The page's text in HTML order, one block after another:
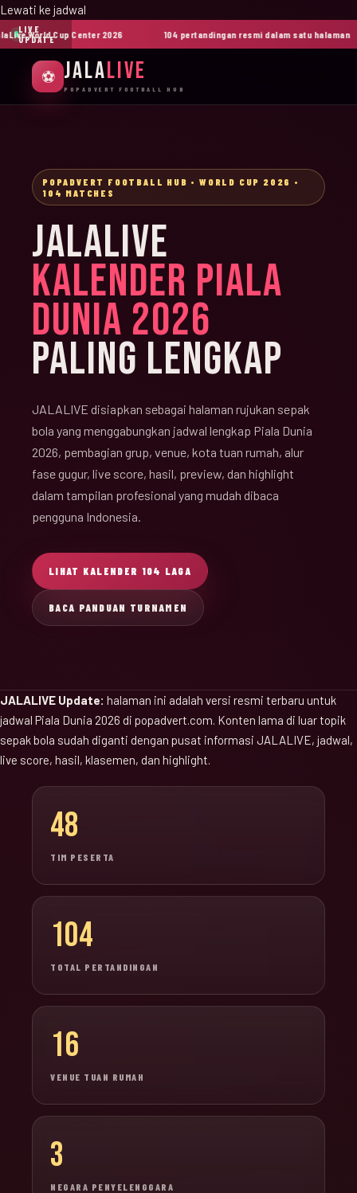
Lewati ke jadwal
LIVE
UPDATE
World Cup Center 2026 104 pertandingan resmi dalam satu halaman
⚽ JALALIVE
POPADVERT FOOTBALL HUB
POPADVERT FOOTBALL HUB • WORLD CUP 2026 •
104 MATCHES
JALALIVE
KALENDER PIALA
DUNIA 2026
PALING LENGKAP
JALALIVE disiapkan sebagai halaman rujukan sepak
bola yang menggabungkan jadwal lengkap Piala Dunia
2026, pembagian grup, venue, kota tuan rumah, alur
fase gugur, live score, hasil, preview, dan highlight
dalam tampilan profesional yang mudah dibaca
pengguna Indonesia.
LIHAT KALENDER 104 LAGA
BACA PANDUAN TURNAMEN
JALALIVE Update: halaman ini adalah versi resmi terbaru untuk
jadwal Piala Dunia 2026 di popadvert.com. Konten lama di luar topik
sepak bola sudah diganti dengan pusat informasi JALALIVE, jadwal,
live score, hasil, klasemen, dan highlight.
48
TIM PESERTA
104
TOTAL PERTANDINGAN
16
VENUE TUAN RUMAH
3
NEGARA PENYELENGGARA